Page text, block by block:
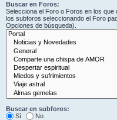
Buscar en Foros:
Selecciona el Foro o Foros en los
los subforos seleccionando el Foro
Opciones de búsqueda).
Buscar en subforos:
Sí
No